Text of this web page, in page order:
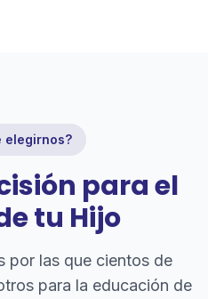
elegirnos?
para el
tu Hijo
por las que cientos de
para la educación de